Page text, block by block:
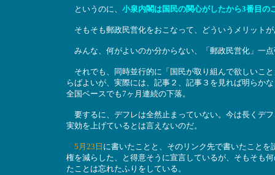
というのに、 小泉内閣は国民の関心がしたから3番目の
そもそも郵政民営化をおこなって、どういうメリット
みんな、何がよいのか分からない、「郵政民営化」一
それでも、同時並行的に「国民が取り組んで欲しいこ
らばよいが、実際には、記事２、記事３を見れば明らか
全国ベースでも7ヶ月連続の下落。
要するに、デフレは全然止まっていない。今は長くデ
実効を上げているとは言えないのだ。
5月23日 に書いたことと、そのリンク先で書いたこと
権を減らした、と得意そうに宣言しているが、そもそも
たことは忘れたふりをしている。